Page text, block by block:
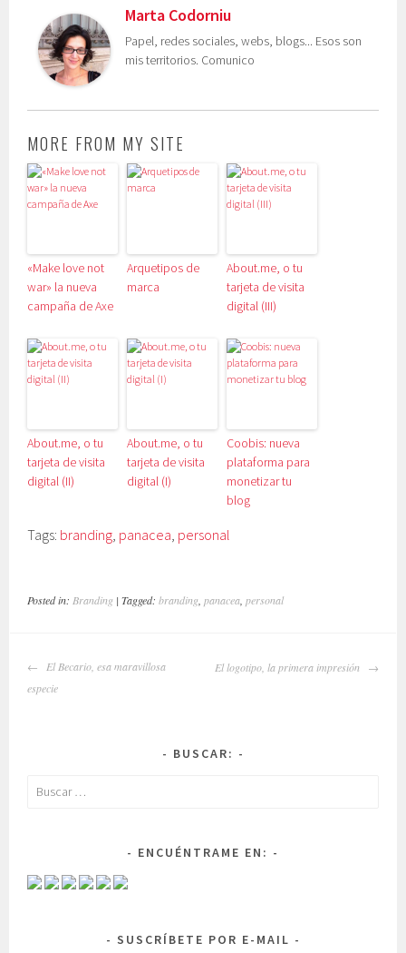
Marta Codorniu
Papel, redes sociales, webs, blogs... Esos son
mis territorios. Comunico
MORE FROM MY SITE
«Make love not
war» la nueva
campaña de Axe
Arquetipos de
marca
About.me, o tu
tarjeta de visita
digital (III)
About.me, o tu
tarjeta de visita
digital (II)
About.me, o tu
tarjeta de visita
digital (I)
Coobis: nueva
plataforma para
monetizar tu
blog
Tags: branding, panacea, personal
Posted in: Branding | Tagged:branding ,panacea ,personal
NAVEGADOR
DE
El Becario, esa maravillosa
especie
El logotipo, la primera impresión
BUSCAR:
Buscar:
ENCUÉNTRAME EN:
SUSCRÍBETE POR E-MAIL